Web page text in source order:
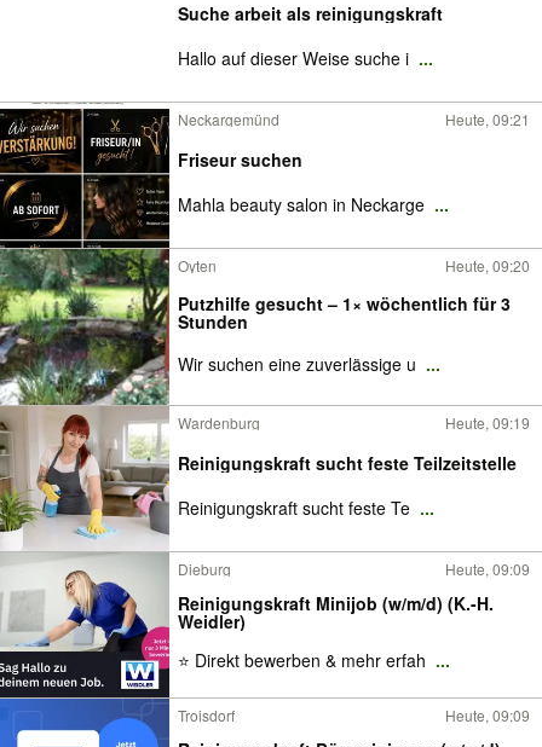
Suche arbeit als reinigungskraft
Hallo auf dieser Weise suche i ...
Neckargemünd Heute, 09:21
Friseur suchen
Mahla beauty salon in Neckarge ...
Oyten Heute, 09:20
Putzhilfe gesucht – 1× wöchentlich für 3
Stunden
Wir suchen eine zuverlässige u ...
Wardenburg Heute, 09:19
Reinigungskraft sucht feste Teilzeitstelle
Reinigungskraft sucht feste Te ...
Dieburg Heute, 09:09
Reinigungskraft Minijob (w/m/d) (K.-H.
Weidler)
⭐ Direkt bewerben & mehr erfah ...
Troisdorf Heute, 09:09